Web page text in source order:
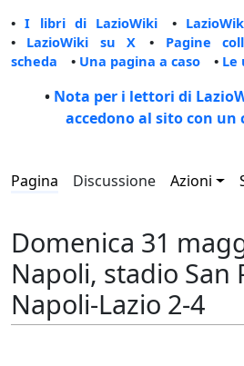
•I libri di LazioWiki •
• LazioWiki su X • Pagine
scheda • Una pagina a caso • Le
• Nota per i lettori di
accedono al sito con un
Pagina Discussione Azioni
Domenica 31
Napoli, stadio San
Napoli-Lazio 2-4